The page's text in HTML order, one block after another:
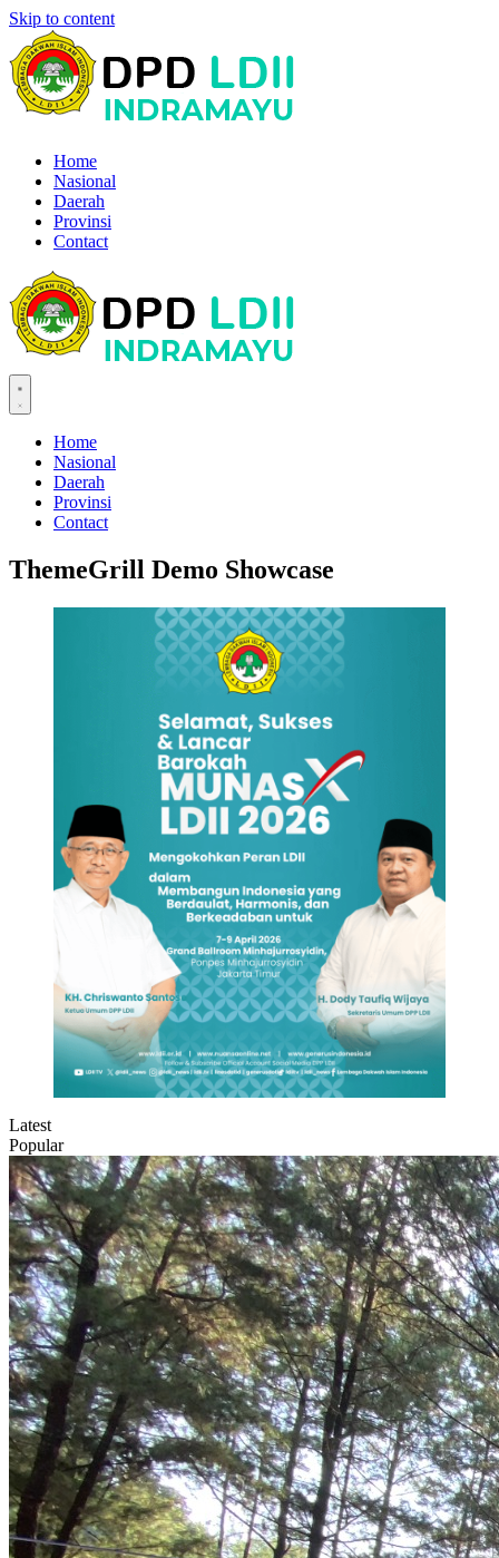
Skip to content
Home
Nasional
Daerah
Provinsi
Contact
Home
Nasional
Daerah
Provinsi
Contact
ThemeGrill Demo Showcase
Latest
Popular